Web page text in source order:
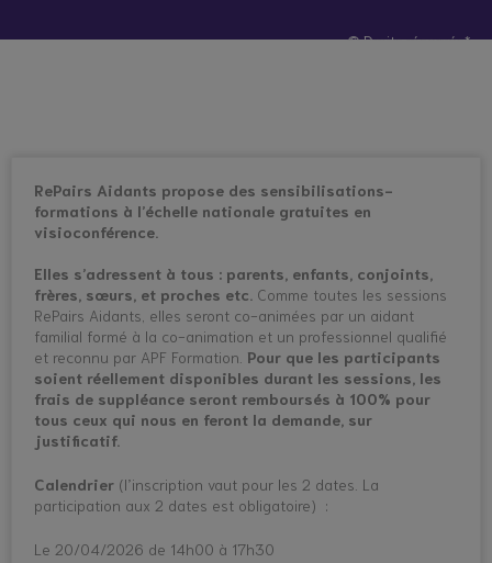
© Droits réservés*
RePairs Aidants propose des sensibilisations-
formations à l’échelle nationale gratuites en
visioconférence.
Elles s’adressent à tous : parents, enfants, conjoints,
frères, sœurs, et proches etc. Comme toutes les sessions
RePairs Aidants, elles seront co-animées par un aidant
familial formé à la co-animation et un professionnel qualifié
et reconnu par APF Formation. Pour que les participants
soient réellement disponibles durant les sessions, les
frais de suppléance seront remboursés à 100% pour
tous ceux qui nous en feront la demande, sur
justificatif.
Calendrier (l’inscription vaut pour les 2 dates. La
participation aux 2 dates est obligatoire) :
Le 20/04/2026 de 14h00 à 17h30